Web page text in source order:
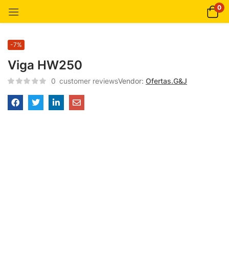
0
Viga HW250
-7%
0 customer reviewsVendor: Ofertas.G&J